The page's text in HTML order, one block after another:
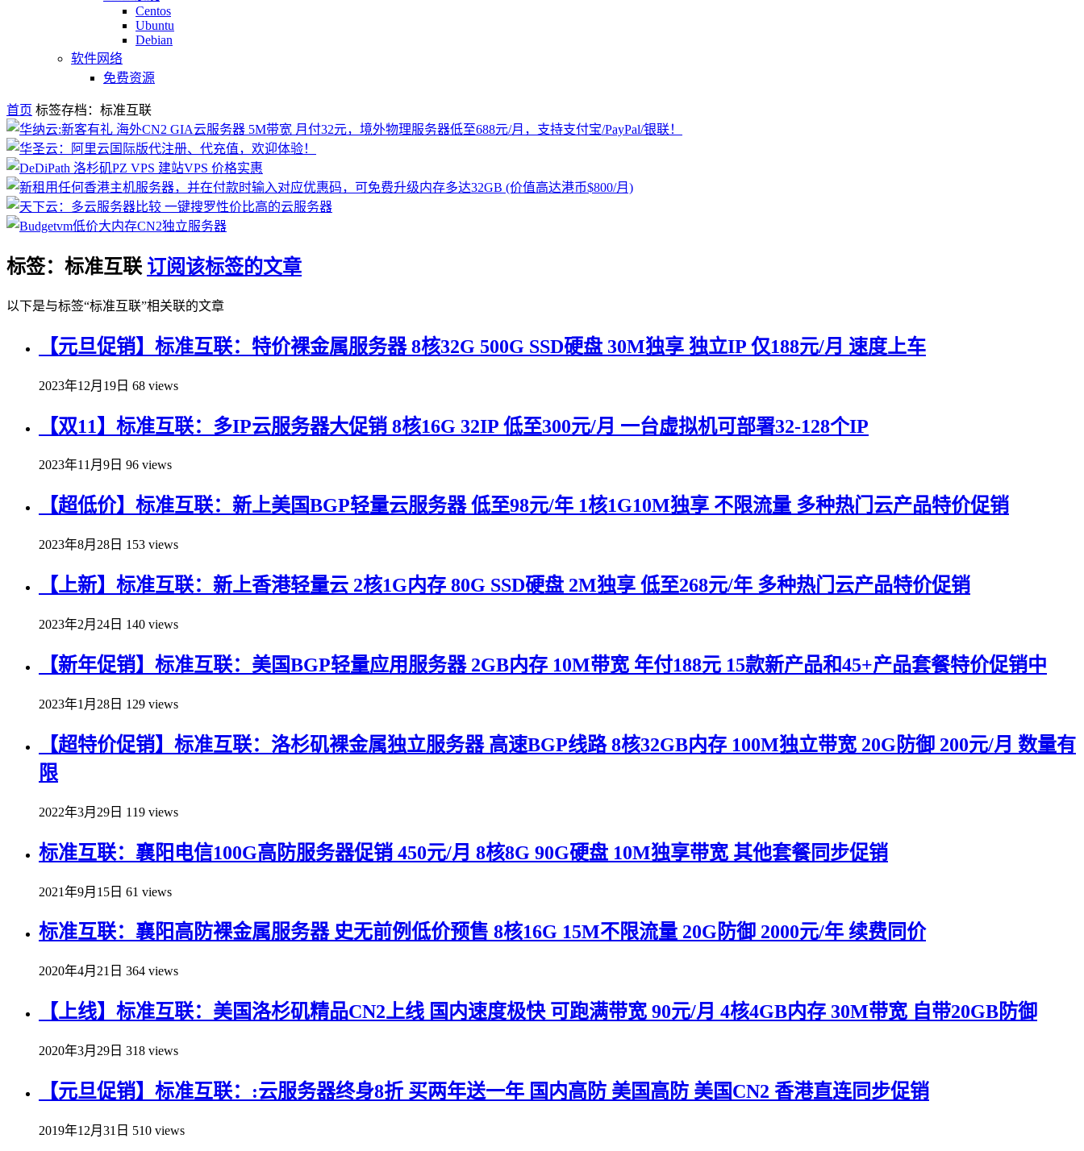
Centos
Ubuntu
Debian
软件网络
免费资源
首页 标签存档：标准互联
标签：标准互联 订阅该标签的文章
以下是与标签“标准互联”相关联的文章
【元旦促销】标准互联：特价裸金属服务器 8核32G 500G SSD硬盘 30M独享 独立IP 仅188元/月 速度上车
2023年12月19日 68 views
【双11】标准互联：多IP云服务器大促销 8核16G 32IP 低至300元/月 一台虚拟机可部署32-128个IP
2023年11月9日 96 views
【超低价】标准互联：新上美国BGP轻量云服务器 低至98元/年 1核1G10M独享 不限流量 多种热门云产品特价促销
2023年8月28日 153 views
【上新】标准互联：新上香港轻量云 2核1G内存 80G SSD硬盘 2M独享 低至268元/年 多种热门云产品特价促销
2023年2月24日 140 views
【新年促销】标准互联：美国BGP轻量应用服务器 2GB内存 10M带宽 年付188元 15款新产品和45+产品套餐特价促销中
2023年1月28日 129 views
【超特价促销】标准互联：洛杉矶裸金属独立服务器 高速BGP线路 8核32GB内存 100M独立带宽 20G防御 200元/月 数量有
限
2022年3月29日 119 views
标准互联：襄阳电信100G高防服务器促销 450元/月 8核8G 90G硬盘 10M独享带宽 其他套餐同步促销
2021年9月15日 61 views
标准互联：襄阳高防裸金属服务器 史无前例低价预售 8核16G 15M不限流量 20G防御 2000元/年 续费同价
2020年4月21日 364 views
【上线】标准互联：美国洛杉矶精品CN2上线 国内速度极快 可跑满带宽 90元/月 4核4GB内存 30M带宽 自带20GB防御
2020年3月29日 318 views
【元旦促销】标准互联：:云服务器终身8折 买两年送一年 国内高防 美国高防 美国CN2 香港直连同步促销
2019年12月31日 510 views